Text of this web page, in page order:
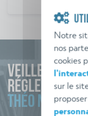
VEILLE
THÉO NORME
Notre
nos
cookies
sur le